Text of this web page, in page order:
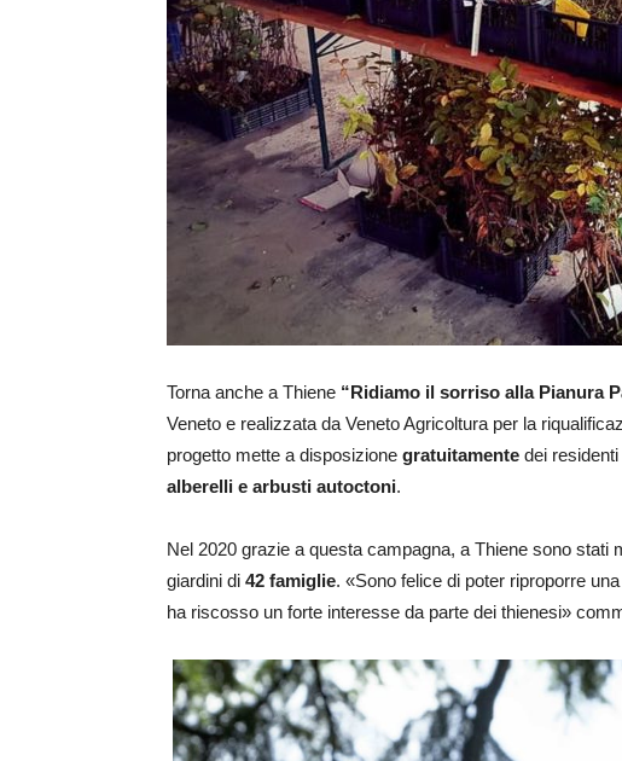
Torna anche a Thiene “Ridiamo il sorriso alla Pianura
Veneto e realizzata da Veneto Agricoltura per la
progetto mette a disposizione gratuitamente dei
alberelli e arbusti autoctoni.
Nel 2020 grazie a questa campagna, a Thiene sono stati
giardini di 42 famiglie. «Sono felice di poter riproporre
ha riscosso un forte interesse da parte dei thienesi»